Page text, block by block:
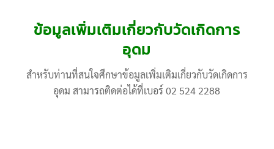
ข้อมูลเพิ่มเติมเกี่ยวกับวัดเกิดการ
อุดม
สำหรับท่านที่สนใจศึกษาข้อมูลเพิ่มเติมเกี่ยวกับวัดเกิดการ
อุดม สามารถติดต่อได้ที่เบอร์ 02 524 2288